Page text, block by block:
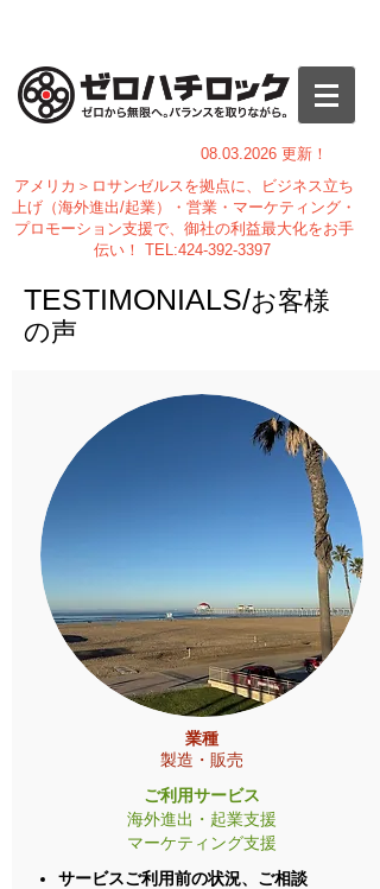
08.03.2026 更新！
アメリカ＞ロサンゼルスを拠点に、ビジネス立ち
上げ（海外進出/起業）・営業・マーケティング・
プロモーション支援で、御社の利益最大化をお手
伝い！ TEL:424-392-3397
TESTIMONIALS/お客様
の声
業種
​製造・販売
ご利用サービス
海外進出・起業支援
マーケティング支援
サービスご利用前の状況、ご相談